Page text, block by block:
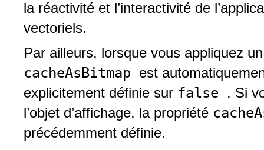
la réactivité et l’interactivité de
vectoriels.
Par ailleurs, lorsque vous appliquez
cacheAsBitmap est
explicitement définie sur false
. Si
l’objet d’affichage, la propriété
précédemment définie.